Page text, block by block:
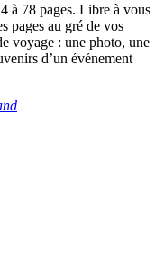
à 78 pages. Libre à vous
pages au gré de vos
voyage : une photo, une
d’un événement